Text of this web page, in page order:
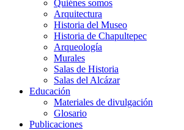
Quiénes somos
Arquitectura
Historia del Museo
Historia de Chapultepec
Arqueología
Murales
Salas de Historia
Salas del Alcázar
Educación
Materiales de divulgación
Glosario
Publicaciones